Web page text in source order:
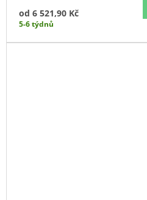
od 6 521,90 Kč
5-6 týdnů